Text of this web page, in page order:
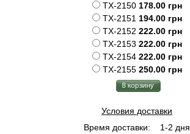
TX-2150 178.00 грн
TX-2151 194.00 грн
TX-2152 222.00 грн
TX-2153 222.00 грн
TX-2154 222.00 грн
TX-2155 250.00 грн
Условия доставки
Время доставки:
1-2 дня